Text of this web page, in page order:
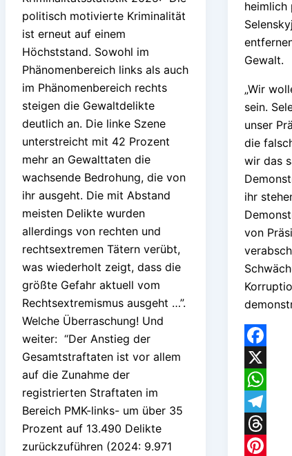
politisch motivierte Kriminalität
ist erneut auf einem
Höchststand. Sowohl im
Phänomenbereich links als auch
im Phänomenbereich rechts
steigen die Gewaltdelikte
deutlich an. Die linke Szene
unterstreicht mit 42 Prozent
mehr an Gewalttaten die
wachsende Bedrohung, die von
ihr ausgeht. Die mit Abstand
meisten Delikte wurden
allerdings von rechten und
rechtsextremen Tätern verübt,
was wiederholt zeigt, dass die
größte Gefahr aktuell vom
Rechtsextremismus ausgeht …”.
Welche Überraschung! Und
weiter: “Der Anstieg der
Gesamtstraftaten ist vor allem
auf die Zunahme der
registrierten Straftaten im
Bereich PMK-links- um über 35
Prozent auf 13.490 Delikte
zurückzuführen (2024: 9.971
heimlich
Gewalt.
„Wir
sein.
unser
die
wir das
ihr
von
Facebook
X
WhatsApp
Telegram
Threads